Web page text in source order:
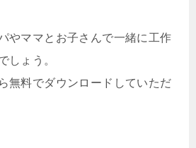
やママとお子さんで一緒に工作
しょう。
無料でダウンロードしていただ